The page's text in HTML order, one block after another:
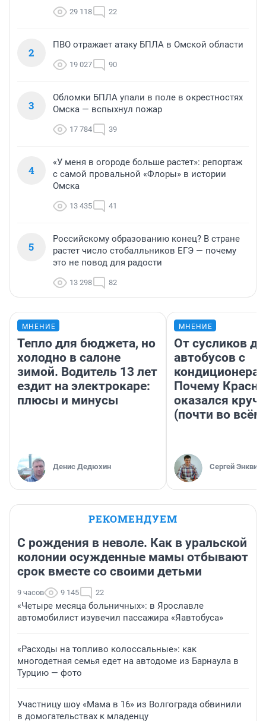
29 118 22
2
ПВО отражает атаку БПЛА в Омской области
19 027 90
3
Обломки БПЛА упали в поле в окрестностях
Омска — вспыхнул пожар
17 784 39
4
«У меня в огороде больше растет»: репортаж
с самой провальной «Флоры» в истории
Омска
13 435 41
5
Российскому образованию конец? В стране
растет число стобалльников ЕГЭ — почему
это не повод для радости
13 298 82
МНЕНИЕ
Тепло для бюджета, но
холодно в салоне
зимой. Водитель 13 лет
ездит на электрокаре:
плюсы и минусы
Денис Дедюхин
МНЕНИЕ
От сусликов до
автобусов с
Почему
оказался
(почти во
Сергей Энквист
РЕКОМЕНДУЕМ
С рождения в неволе. Как в уральской
колонии осужденные мамы отбывают
срок вместе со своими детьми
9 часов 9 145 22
«Четыре месяца больничных»: в Ярославле
автомобилист изувечил пассажира «Яавтобуса»
«Расходы на топливо колоссальные»: как
многодетная семья едет на автодоме из Барнаула в
Турцию — фото
Участницу шоу «Мама в 16» из Волгограда обвинили
в домогательствах к младенцу